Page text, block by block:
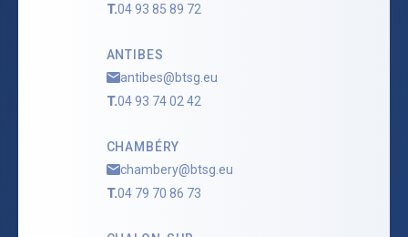
T.04 93 85 89 72
ANTIBES
antibes@btsg.eu
T.04 93 74 02 42
CHAMBÉRY
chambery@btsg.eu
T.04 79 70 86 73